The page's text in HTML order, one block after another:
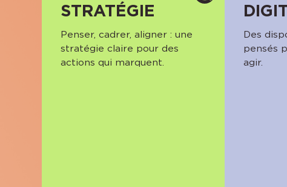
STRATÉGIE
Penser, cadrer, aligner : une
stratégie claire pour des
actions qui marquent.
Des
pensés
agir.